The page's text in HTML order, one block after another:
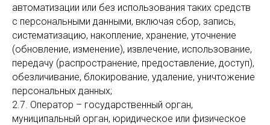
автоматизации или без использования таких средств
с персональными данными, включая сбор, запись,
систематизацию, накопление, хранение, уточнение
(обновление, изменение), извлечение, использование,
передачу (распространение, предоставление, доступ),
обезличивание, блокирование, удаление, уничтожение
персональных данных;
2.7. Оператор – государственный орган,
муниципальный орган, юридическое или физическое